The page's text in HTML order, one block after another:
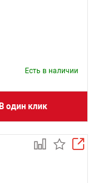
Есть в наличии
В один клик